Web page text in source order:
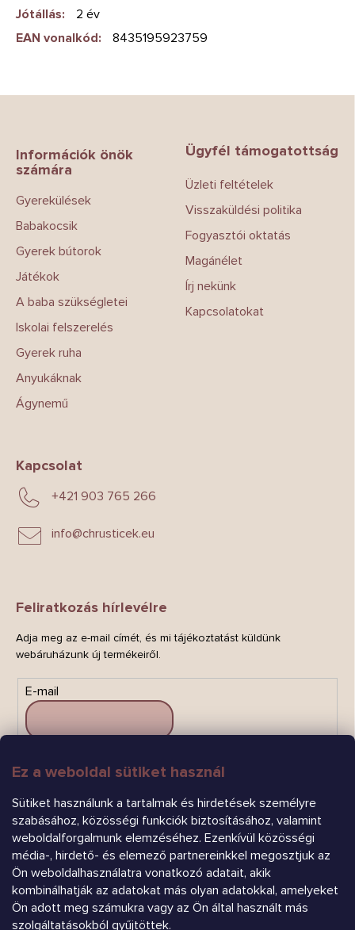
Ez a weboldal sütiket használ
Sütiket használunk a tartalmak és hirdetések személyre
szabásához, közösségi funkciók biztosításához, valamint
weboldalforgalmunk elemzéséhez. Ezenkívül közösségi
média-, hirdető- és elemező partnereinkkel megosztjuk az
Ön weboldalhasználatra vonatkozó adatait, akik
kombinálhatják az adatokat más olyan adatokkal, amelyeket
Ön adott meg számukra vagy az Ön által használt más
szolgáltatásokból gyűjtöttek.
Jótállás:
2 év
EAN vonalkód: 8435195923759
Információk önök
számára
Gyerekülések
Babakocsik
Gyerek bútorok
Játékok
A baba szükségletei
Iskolai felszerelés
Gyerek ruha
Anyukáknak
Ágynemű
Ügyfél támogatottság
Üzleti feltételek
Visszaküldési politika
Fogyasztói oktatás
Magánélet
Írj nekünk
Kapcsolatokat
Kapcsolat
info@chrusticek.eu
+421 903 765 266
Feliratkozás hírlevélre
Adja meg az e-mail címét, és mi tájékoztatást küldünk
webáruházunk új termékeiről.
E-mail
FELIRATKOZÁS
Árukereső.hu